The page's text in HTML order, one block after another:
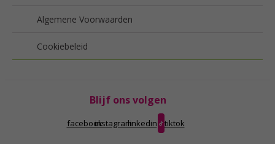
Algemene Voorwaarden
Cookiebeleid
Blijf ons volgen
facebookinstagramlinkedin tiktok